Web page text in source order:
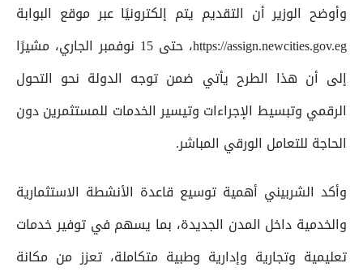
وأوضح الوزير أن التقديم يتم إلكترونيًا عبر موقع البوابة
https://assign.newcities.gov.eg، حتى 15 نوفمبر الجاري، مشيرًا
إلى أن هذا الطرح يأتي ضمن توجه الدولة نحو التحول
الرقمي وتبسيط الإجراءات وتيسير الخدمات للمستثمرين دون
الحاجة للتعامل الورقي المباشر.
وأكد الشربيني أهمية توسيع قاعدة الأنشطة الاستثمارية
والخدمية داخل المدن الجديدة، بما يسهم في توفير خدمات
تعليمية وتجارية وإدارية وطبية متكاملة، تعزز من مكانة